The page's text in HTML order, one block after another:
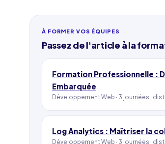
À FORMER VOS ÉQUIPES
Passez de l'article à la
Formation Professionnelle :
Embarquée
Développement Web · 3 journées ·
Log Analytics : Maîtriser la
Développement Web · 3 journées ·